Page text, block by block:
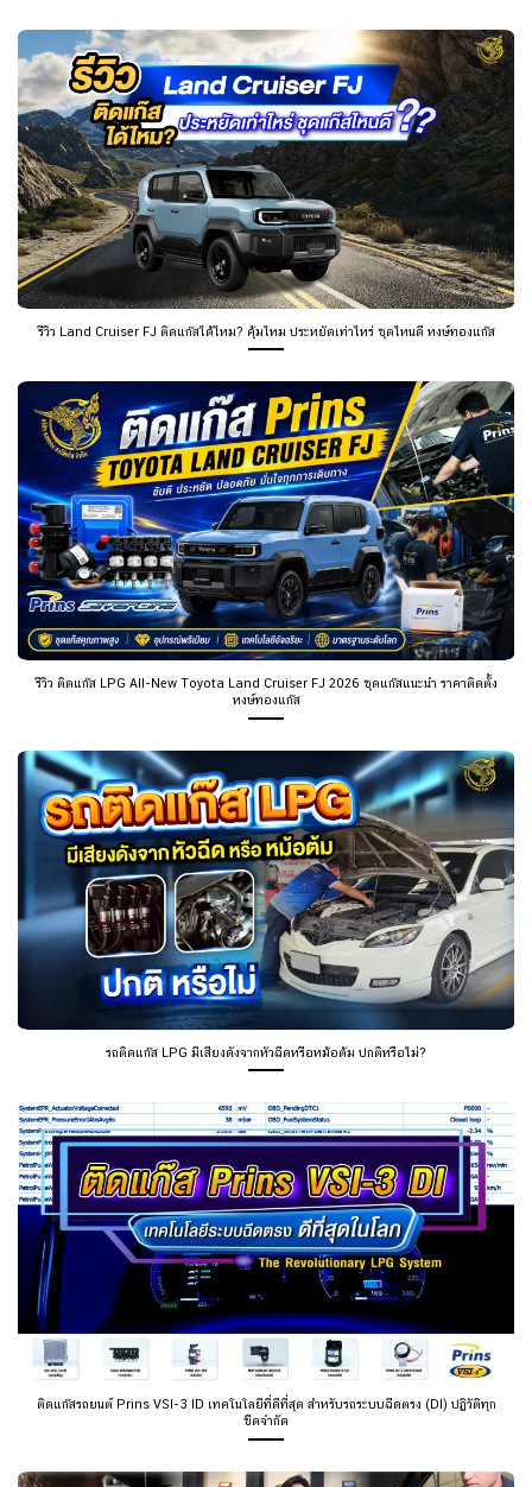
รีวิว Land Cruiser FJ ติดแก๊สได้ไหม? คุ้มไหม ประหยัดเท่าไหร่ ชุดไหนดี หงษ์ทองแก๊ส
รีวิว ติดแก๊ส LPG All-New Toyota Land Cruiser FJ 2026 ชุดแก๊สแนะนำ ราคาติดตั้ง
หงษ์ทองแก๊ส
รถติดแก๊ส LPG มีเสียงดังจากหัวฉีดหรือหม้อต้ม ปกติหรือไม่?
ติดแก๊สรถยนต์ Prins VSI-3 ID เทคโนโลยีที่ดีที่สุด สำหรับรถระบบฉีดตรง (DI) ปฏิวัติทุก
ขีดจำกัด